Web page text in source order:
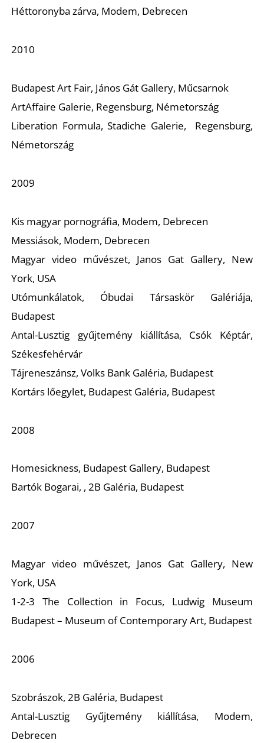
Héttoronyba zárva, Modem, Debrecen
2010
Budapest Art Fair, János Gát Gallery, Műcsarnok
ArtAffaire Galerie, Regensburg, Németország
Liberation Formula,Stadiche Galerie, Regensburg,
Németország
2009
Kis magyar pornográfia, Modem, Debrecen
Messiások, Modem, Debrecen
Magyar video művészet, Janos Gat Gallery, New
York, USA
Utómunkálatok, Óbudai Társaskör Galériája,
Budapest
Antal-Lusztig gyűjtemény kiállítása, Csók Képtár,
Székesfehérvár
Tájreneszánsz,Volks Bank Galéria, Budapest
Kortárs lőegylet, Budapest Galéria, Budapest
2008
Homesickness, Budapest Gallery, Budapest
Bartók Bogarai, ,2B Galéria, Budapest
2007
Magyar video művészet, Janos Gat Gallery, New
York, USA
1-2-3 The Collection in Focus, Ludwig Museum
Budapest – Museum of Contemporary Art, Budapest
2006
Szobrászok, 2B Galéria, Budapest
Antal-Lusztig Gyűjtemény kiállítása, Modem,
Debrecen